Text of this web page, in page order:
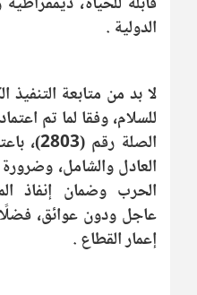
الدولية .
لا بد من متابعة
للسلام، وفقا لما تم
الصلة
العادل والشامل،
الحرب وضمان إنفاذ
عاجل ودون عوائق،
إعمار القطاع .